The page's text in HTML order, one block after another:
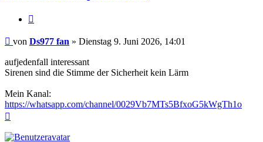
Beitrag
von Ds977 fan » Dienstag 9. Juni 2026, 14:01
aufjedenfall interessant
Sirenen sind die Stimme der Sicherheit kein Lärm
Mein Kanal:
https://whatsapp.com/channel/0029Vb7MTs5BfxoG5kWgTh1o